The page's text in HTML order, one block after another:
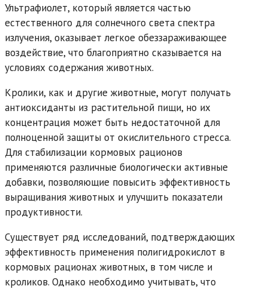
Ультрафиолет, который является частью
естественного для солнечного света спектра
излучения, оказывает легкое обеззараживающее
воздействие, что благоприятно сказывается на
условиях содержания животных.
Кролики, как и другие животные, могут получать
антиоксиданты из растительной пищи, но их
концентрация может быть недостаточной для
полноценной защиты от окислительного стресса.
Для стабилизации кормовых рационов
применяются различные биологически активные
добавки, позволяющие повысить эффективность
выращивания животных и улучшить показатели
продуктивности.
Существует ряд исследований, подтверждающих
эффективность применения полигидрокислот в
кормовых рационах животных, в том числе и
кроликов. Однако необходимо учитывать, что